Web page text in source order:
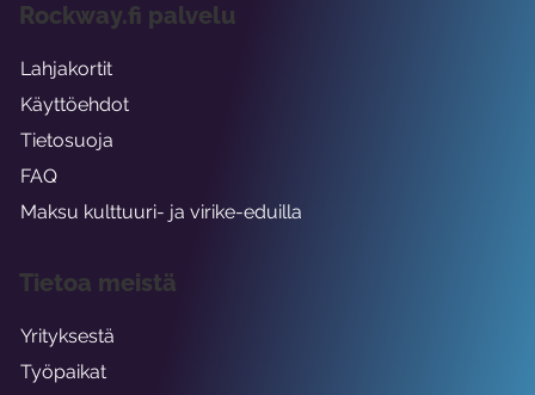
Rockway.fi palvelu
Lahjakortit
Käyttöehdot
Tietosuoja
FAQ
Maksu kulttuuri- ja virike-eduilla
Tietoa meistä
Yrityksestä
Työpaikat